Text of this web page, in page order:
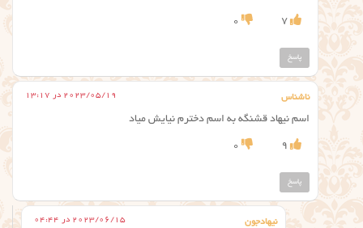
7
0
پاسخ
ناشناس 2023/05/19 در 13:17
اسم نیهاد قشنگه به اسم دخترم نیایش میاد
9
0
پاسخ
نیهادجون 2023/06/15 در 04:44